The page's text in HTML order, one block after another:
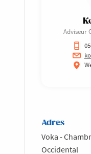
Adviseur
Adres
Voka -
Occidental